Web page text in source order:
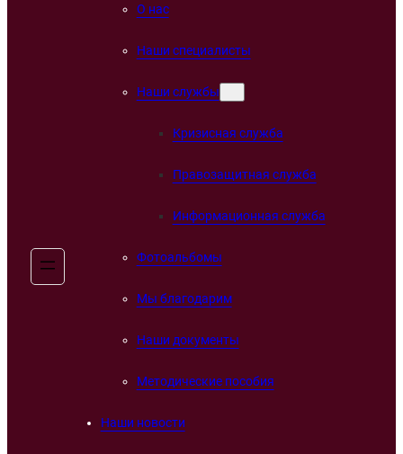
О нас
Наши специалисты
Наши службы
Кризисная служба
Правозащитная служба
Информационная служба
Фотоальбомы
Мы благодарим
Наши документы
Методические пособия
Наши новости